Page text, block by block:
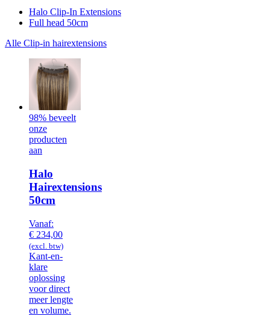
Halo Clip-In Extensions
Full head 50cm
Alle Clip-in hairextensions
98% beveelt
onze
producten
aan
Halo
Hairextensions
50cm
Vanaf:
€ 234,00
(excl. btw)
Kant-en-
klare
oplossing
voor direct
meer lengte
en volume.